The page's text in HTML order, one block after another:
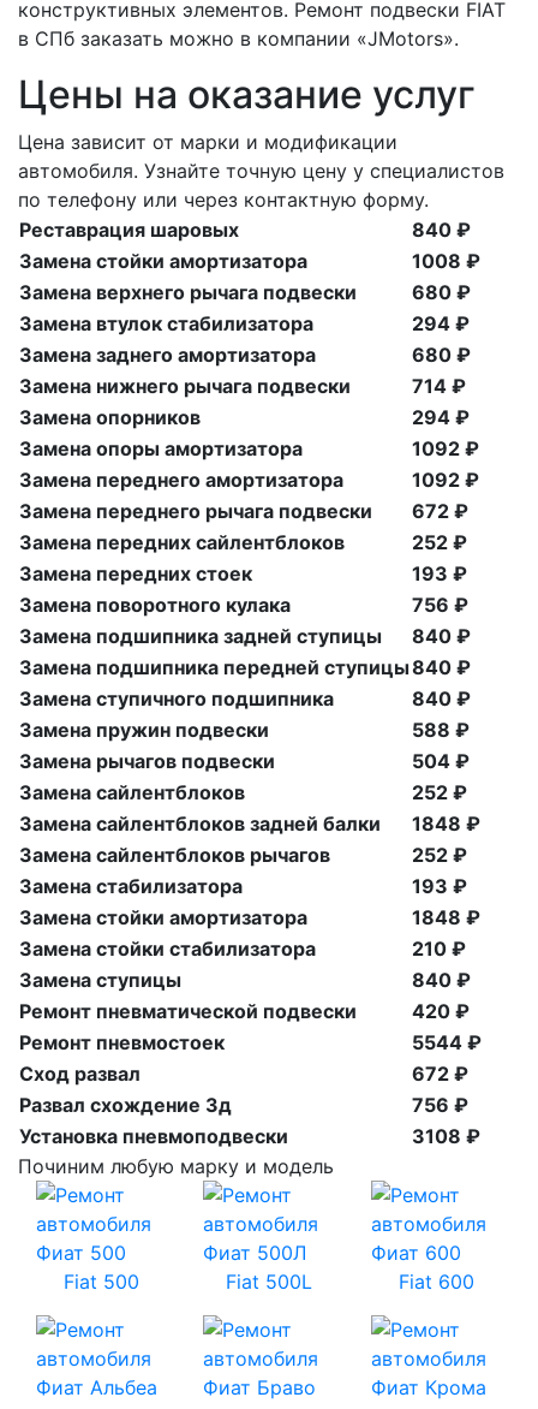
конструктивных элементов. Ремонт подвески FIAT
в СПб заказать можно в компании «JMotors».
Цены на оказание услуг
Цена зависит от марки и модификации
автомобиля. Узнайте точную цену у специалистов
по телефону или через контактную форму.
Реставрация шаровых
840 ₽
Замена стойки амортизатора
1008 ₽
Замена верхнего рычага подвески
680 ₽
Замена втулок стабилизатора
294 ₽
Замена заднего амортизатора
680 ₽
Замена нижнего рычага подвески
714 ₽
Замена опорников
294 ₽
Замена опоры амортизатора
1092 ₽
Замена переднего амортизатора
1092 ₽
Замена переднего рычага подвески
672 ₽
Замена передних сайлентблоков
252 ₽
Замена передних стоек
193 ₽
Замена поворотного кулака
756 ₽
Замена подшипника задней ступицы
840 ₽
Замена подшипника передней ступицы840 ₽
Замена ступичного подшипника
840 ₽
Замена пружин подвески
588 ₽
Замена рычагов подвески
504 ₽
Замена сайлентблоков
252 ₽
Замена сайлентблоков задней балки
1848 ₽
Замена сайлентблоков рычагов
252 ₽
Замена стабилизатора
193 ₽
Замена стойки амортизатора
1848 ₽
Замена стойки стабилизатора
210 ₽
Замена ступицы
840 ₽
Ремонт пневматической подвески
420 ₽
Ремонт пневмостоек
5544 ₽
Сход развал
672 ₽
Развал схождение 3д
756 ₽
Установка пневмоподвески
3108 ₽
Починим любую марку и модель
Fiat 500 Fiat 500L Fiat 600